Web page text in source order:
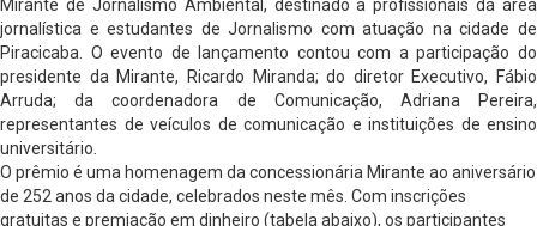
Mirante de Jornalismo Ambiental, destinado a profissionais da área
jornalística e estudantes de Jornalismo com atuação na cidade de
Piracicaba. O evento de lançamento contou com a participação do
presidente da Mirante, Ricardo Miranda; do diretor Executivo, Fábio
Arruda; da coordenadora de Comunicação, Adriana Pereira,
representantes de veículos de comunicação e instituições de ensino
universitário.
O prêmio é uma homenagem da concessionária Mirante ao aniversário
de 252 anos da cidade, celebrados neste mês. Com inscrições
gratuitas e premiação em dinheiro (tabela abaixo), os participantes